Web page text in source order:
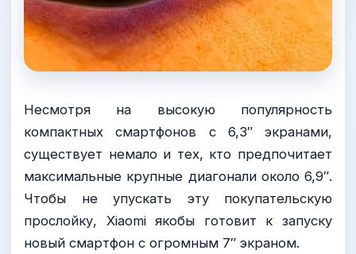
Несмотря на высокую популярность
компактных смартфонов с 6,3″ экранами,
существует немало и тех, кто предпочитает
максимальные крупные диагонали около 6,9″.
Чтобы не упускать эту покупательскую
прослойку, Xiaomi якобы готовит к запуску
новый смартфон с огромным 7″ экраном.